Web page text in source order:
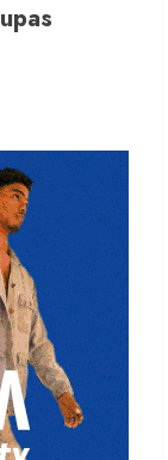
digital na
da